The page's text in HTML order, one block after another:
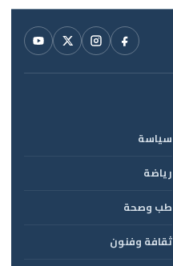
سياسة
رياضة
طب وصحة
ثقافة وفنون